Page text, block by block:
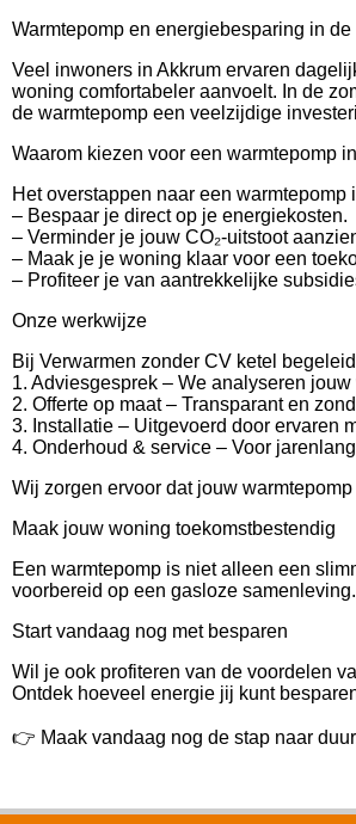
Warmtepomp en energiebesparing in de
Veel inwoners in Akkrum ervaren
woning comfortabeler aanvoelt. In de
de warmtepomp een veelzijdige
Waarom kiezen voor een warmtepomp
Het overstappen naar een
– Bespaar je direct op je energiekosten.
– Verminder je jouw CO₂-uitstoot
– Maak je je woning klaar voor een
– Profiteer je van aantrekkelijke
Onze werkwijze
Bij Verwarmen zonder CV ketel
1. Adviesgesprek – We analyseren
2. Offerte op maat – Transparant en
3. Installatie – Uitgevoerd door ervaren
4. Onderhoud & service – Voor
Wij zorgen ervoor dat jouw
Maak jouw woning toekomstbestendig
Een warmtepomp is niet alleen een
voorbereid op een gasloze
Start vandaag nog met besparen
Wil je ook profiteren van de voordelen
Ontdek hoeveel energie jij kunt
👉 Maak vandaag nog de stap naar